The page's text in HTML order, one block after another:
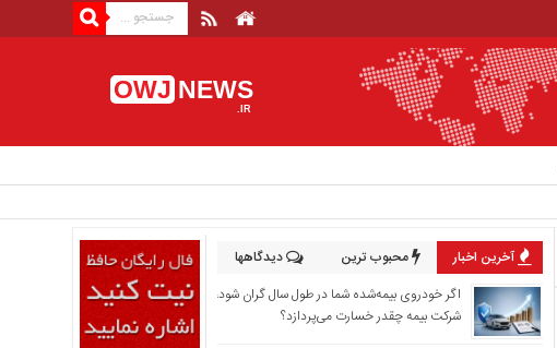
OWJ NEWS
.IR
آخرین اخبار محبوب ترین
دیدگاهها
اگر خودروی بیمه‌شده شما در طول سال گران شود،
شرکت بیمه چقدر خسارت می‌پردازد؟